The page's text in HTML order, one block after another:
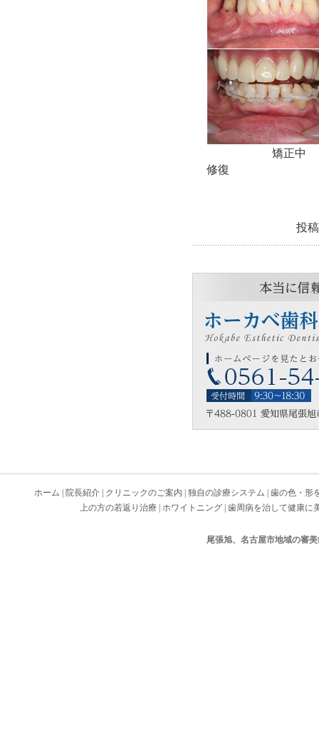
矯正
修復
投
ホーム 院長紹介 クリニックのご案内 独自の診療システム
歯の色・形
上の方の若返り治療
ホワイトニング 歯周病を治して健康に
尾張旭、名古屋市地域の審